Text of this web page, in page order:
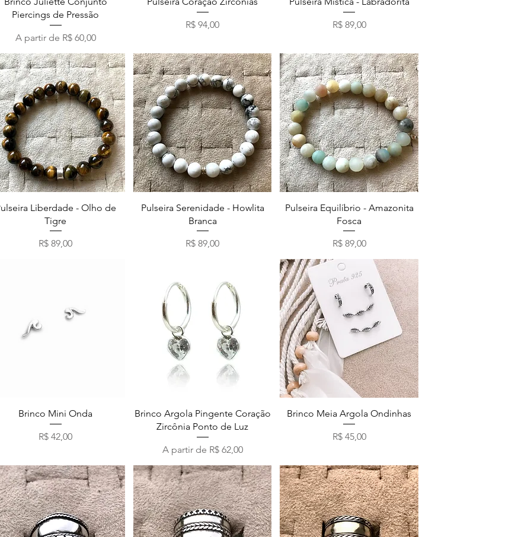
Piercings de Pressão
A partir de R$ 60,00
Preço promocional
Preço
R$ 94,00
Preço
R$ 89,00
Visualização rápida
Liberdade - Olho de
Tigre
Preço
R$ 89,00
Visualização rápida
Pulseira Serenidade - Howlita
Branca
Preço
R$ 89,00
Visualização rápida
Pulseira Equilíbrio - Amazonita
Fosca
Preço
R$ 89,00
Visualização rápida
Brinco Mini Onda
Preço
R$ 42,00
Visualização rápida
Brinco Argola Pingente Coração
Zircônia Ponto de Luz
A partir de R$ 62,00
Preço promocional
Visualização rápida
Brinco Meia Argola Ondinhas
Preço
R$ 45,00